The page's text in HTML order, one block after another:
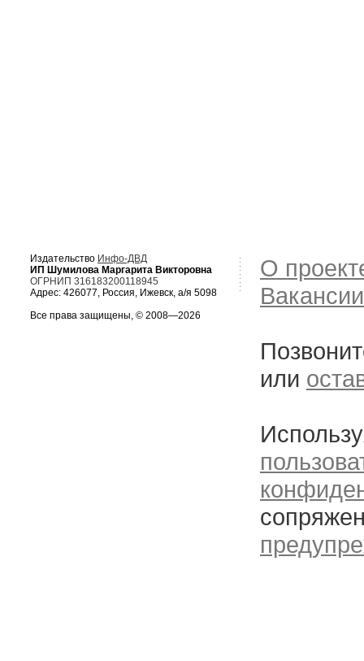
Издательство Инфо-ДВД
ИП Шумилова Маргарита Викторовна
ОГРНИП 316183200118945
Адрес: 426077, Россия, Ижевск, а/я 5098
Все права защищены, © 2008—2026
О
Вакансии
или